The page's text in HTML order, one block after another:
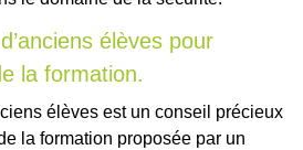
élèves pour
la formation.
élèves est un conseil précieux
la formation proposée par un